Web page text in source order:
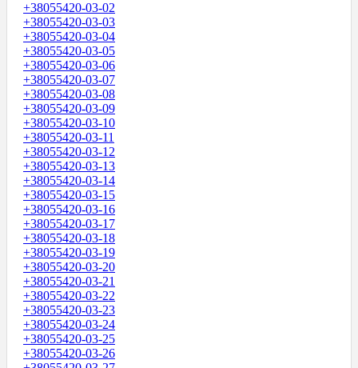
+38055420-03-02
+38055420-03-03
+38055420-03-04
+38055420-03-05
+38055420-03-06
+38055420-03-07
+38055420-03-08
+38055420-03-09
+38055420-03-10
+38055420-03-11
+38055420-03-12
+38055420-03-13
+38055420-03-14
+38055420-03-15
+38055420-03-16
+38055420-03-17
+38055420-03-18
+38055420-03-19
+38055420-03-20
+38055420-03-21
+38055420-03-22
+38055420-03-23
+38055420-03-24
+38055420-03-25
+38055420-03-26